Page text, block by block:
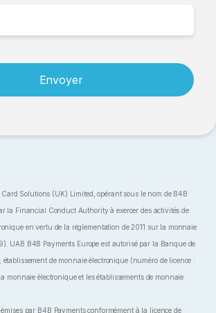
Envoyer
Solutions (UK) Limited, opérant sous le nom de B4B
la Financial Conduct Authority à exercer des activités de
en vertu de la réglementation de 2011 sur la monnaie
UAB B4B Payments Europe est autorisé par la Banque de
de monnaie électronique (numéro de licence :
monnaie électronique et les établissements de monnaie
par B4B Payments conformément à la licence de